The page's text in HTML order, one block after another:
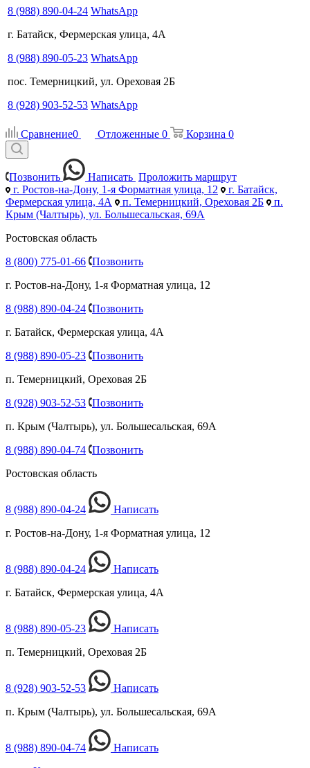
8 (988) 890-04-24 WhatsApp
г. Батайск, Фермерская улица, 4А
8 (988) 890-05-23 WhatsApp
пос. Темерницкий, ул. Ореховая 2Б
8 (928) 903-52-53 WhatsApp
Сравнение0 Отложенные 0 Корзина 0
Позвонить Написать Проложить маршрут
г. Ростов-на-Дону, 1-я Форматная улица, 12
г. Батайск,
Фермерская улица, 4А
п. Темерницкий, Ореховая 2Б
п.
Крым (Чалтырь), ул. Большесальская, 69А
Ростовская область
8 (800) 775-01-66 Позвонить
г. Ростов-на-Дону, 1-я Форматная улица, 12
8 (988) 890-04-24 Позвонить
г. Батайск, Фермерская улица, 4А
8 (988) 890-05-23 Позвонить
п. Темерницкий, Ореховая 2Б
8 (928) 903-52-53 Позвонить
п. Крым (Чалтырь), ул. Большесальская, 69А
8 (988) 890-04-74 Позвонить
Ростовская область
8 (988) 890-04-24
Написать
г. Ростов-на-Дону, 1-я Форматная улица, 12
8 (988) 890-04-24
Написать
г. Батайск, Фермерская улица, 4А
8 (988) 890-05-23
Написать
п. Темерницкий, Ореховая 2Б
8 (928) 903-52-53
Написать
п. Крым (Чалтырь), ул. Большесальская, 69А
8 (988) 890-04-74
Написать